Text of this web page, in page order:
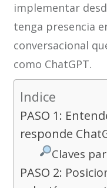
implementar
tenga presencia
conversacional
como ChatGPT.
Indice
PASO 1:
responde
Claves
PASO 2: